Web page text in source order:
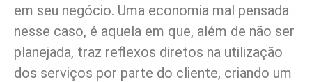
em seu negócio. Uma economia mal pensada
nesse caso, é aquela em que, além de não ser
planejada, traz reflexos diretos na utilização
dos serviços por parte do cliente, criando um